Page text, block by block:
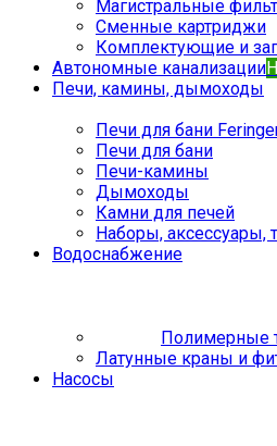
Магистральные
Сменные картриджи
Комплектующие и
Автономные канализации
Печи, камины, дымоходы
Печи для бани
Печи для бани
Печи-камины
Дымоходы
Камни для печей
Наборы, аксессуары,
Водоснабжение
Полимерные
Латунные краны и
Насосы